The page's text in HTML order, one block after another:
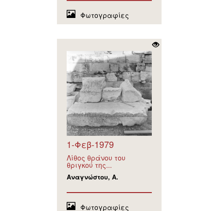
Φωτογραφίες
1-Φεβ-1979
Λίθος θράνου του
θριγκού της...
Αναγνώστου, Α.
Φωτογραφίες